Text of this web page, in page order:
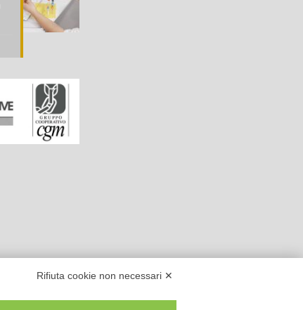
Rifiuta cookie non necessari ✕